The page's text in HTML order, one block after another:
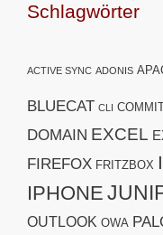
Schlagwörter
ACTIVE SYNC ADONIS
BLUECAT CLI
DOMAIN EXCEL
FIREFOX FRITZBOX
IPHONE
OUTLOOK OWA